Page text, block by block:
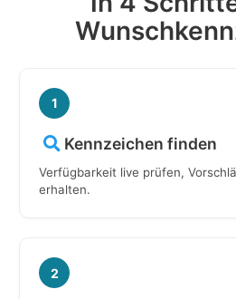
1
Kennzeichen finden
Verfügbarkeit live prüfen,
erhalten.
2